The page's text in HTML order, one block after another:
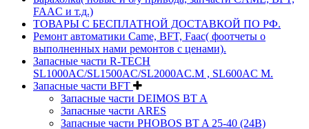
FAAC и т.д.)
ТОВАРЫ С БЕСПЛАТНОЙ ДОСТАВКОЙ ПО РФ.
Ремонт автоматики Came, BFT, Faac( фоотчеты о
выполненных нами ремонтов с ценами).
Запасные части R-TECH
SL1000AC/SL1500AC/SL2000AC.M , SL600AC M.
Запасные части BFT
Запасные части DEIMOS BT A
Запасные части ARES
Запасные части PHOBOS BT A 25-40 (24B)